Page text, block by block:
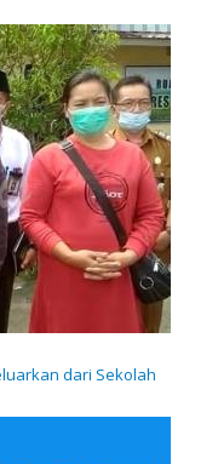
dari Sekolah